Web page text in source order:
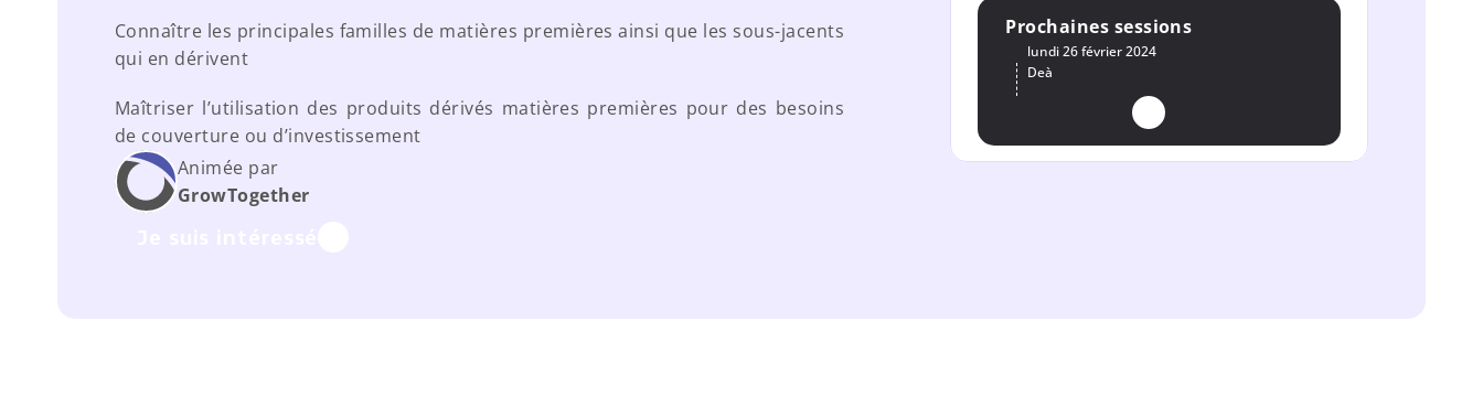
Connaître les principales familles de matières premières ainsi que les sous-jacents
qui en dérivent
Maîtriser l’utilisation des produits dérivés matières premières pour des besoins
de couverture ou d’investissement
Animée par
GrowTogether
Prochaines sessions
lundi 26 février 2024
Deà